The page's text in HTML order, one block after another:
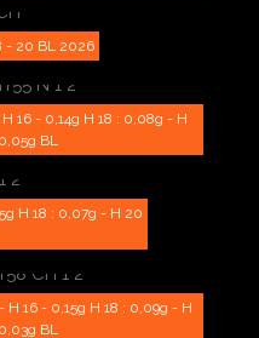
- 20 BL 2026
16 - 0,14g H 18 : 0,08g - H
BL
H 18 : 0,07g - H 20
H 16 - 0,15g H 18 : 0,09g - H
BL